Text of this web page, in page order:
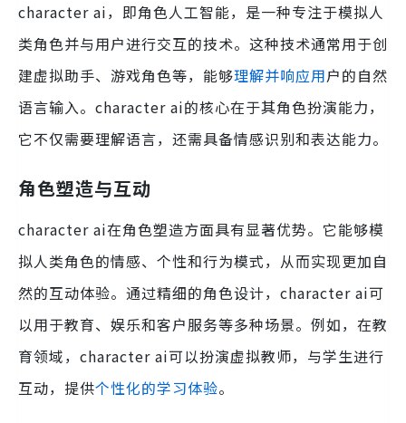
character ai，即角色人工智能，是一种专注于模拟人
类角色并与用户进行交互的技术。这种技术通常用于创
建虚拟助手、游戏角色等，能够理解并响应用户的自然
语言输入。character ai的核心在于其角色扮演能力，
它不仅需要理解语言，还需具备情感识别和表达能力。
角色塑造与互动
character ai在角色塑造方面具有显著优势。它能够模
拟人类角色的情感、个性和行为模式，从而实现更加自
然的互动体验。通过精细的角色设计，character ai可
以用于教育、娱乐和客户服务等多种场景。例如，在教
育领域，character ai可以扮演虚拟教师，与学生进行
互动，提供个性化的学习体验。